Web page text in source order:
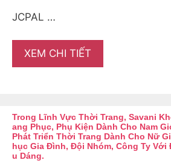
JCPAL …
XEM CHI TIẾT
Trong Lĩnh Vực Thời Trang, Savani
Ang Phục, Phụ Kiện Dành Cho Nam
Phát Triển Thời Trang Dành Cho Nữ
Hục Gia Đình, Đội Nhóm, Công Ty Với
U Dáng.